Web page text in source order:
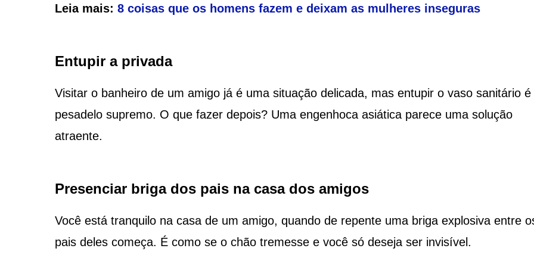
Leia mais: 8 coisas que os homens fazem e deixam as mulheres inseguras
Entupir a privada
Visitar o banheiro de um amigo já é uma situação delicada, mas entupir o vaso sanitário é
pesadelo supremo. O que fazer depois? Uma engenhoca asiática parece uma solução
atraente.
Presenciar briga dos pais na casa dos amigos
Você está tranquilo na casa de um amigo, quando de repente uma briga explosiva entre
pais deles começa. É como se o chão tremesse e você só deseja ser invisível.